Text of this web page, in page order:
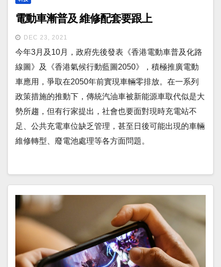
電動車漸普及 維修配套要跟上
DEC 23, 2021
今年3月及10月，政府先後發表《香港電動車普及化路
線圖》及《香港氣候行動藍圖2050》，積極推廣電動
車應用，爭取在2050年前實現車輛零排放。在一系列
政策措施的推動下，傳統汽油車被新能源車取代似是大
勢所趨，但有行家提出，社會也要面對現時充電站不
足、公共充電車位缺乏管理，甚至日後可能出現的車輛
維修轉型、廢電池處理等各方面問題。